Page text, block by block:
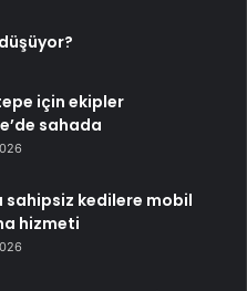
için ekipler
sahada
sahipsiz kedilere mobil
hizmeti